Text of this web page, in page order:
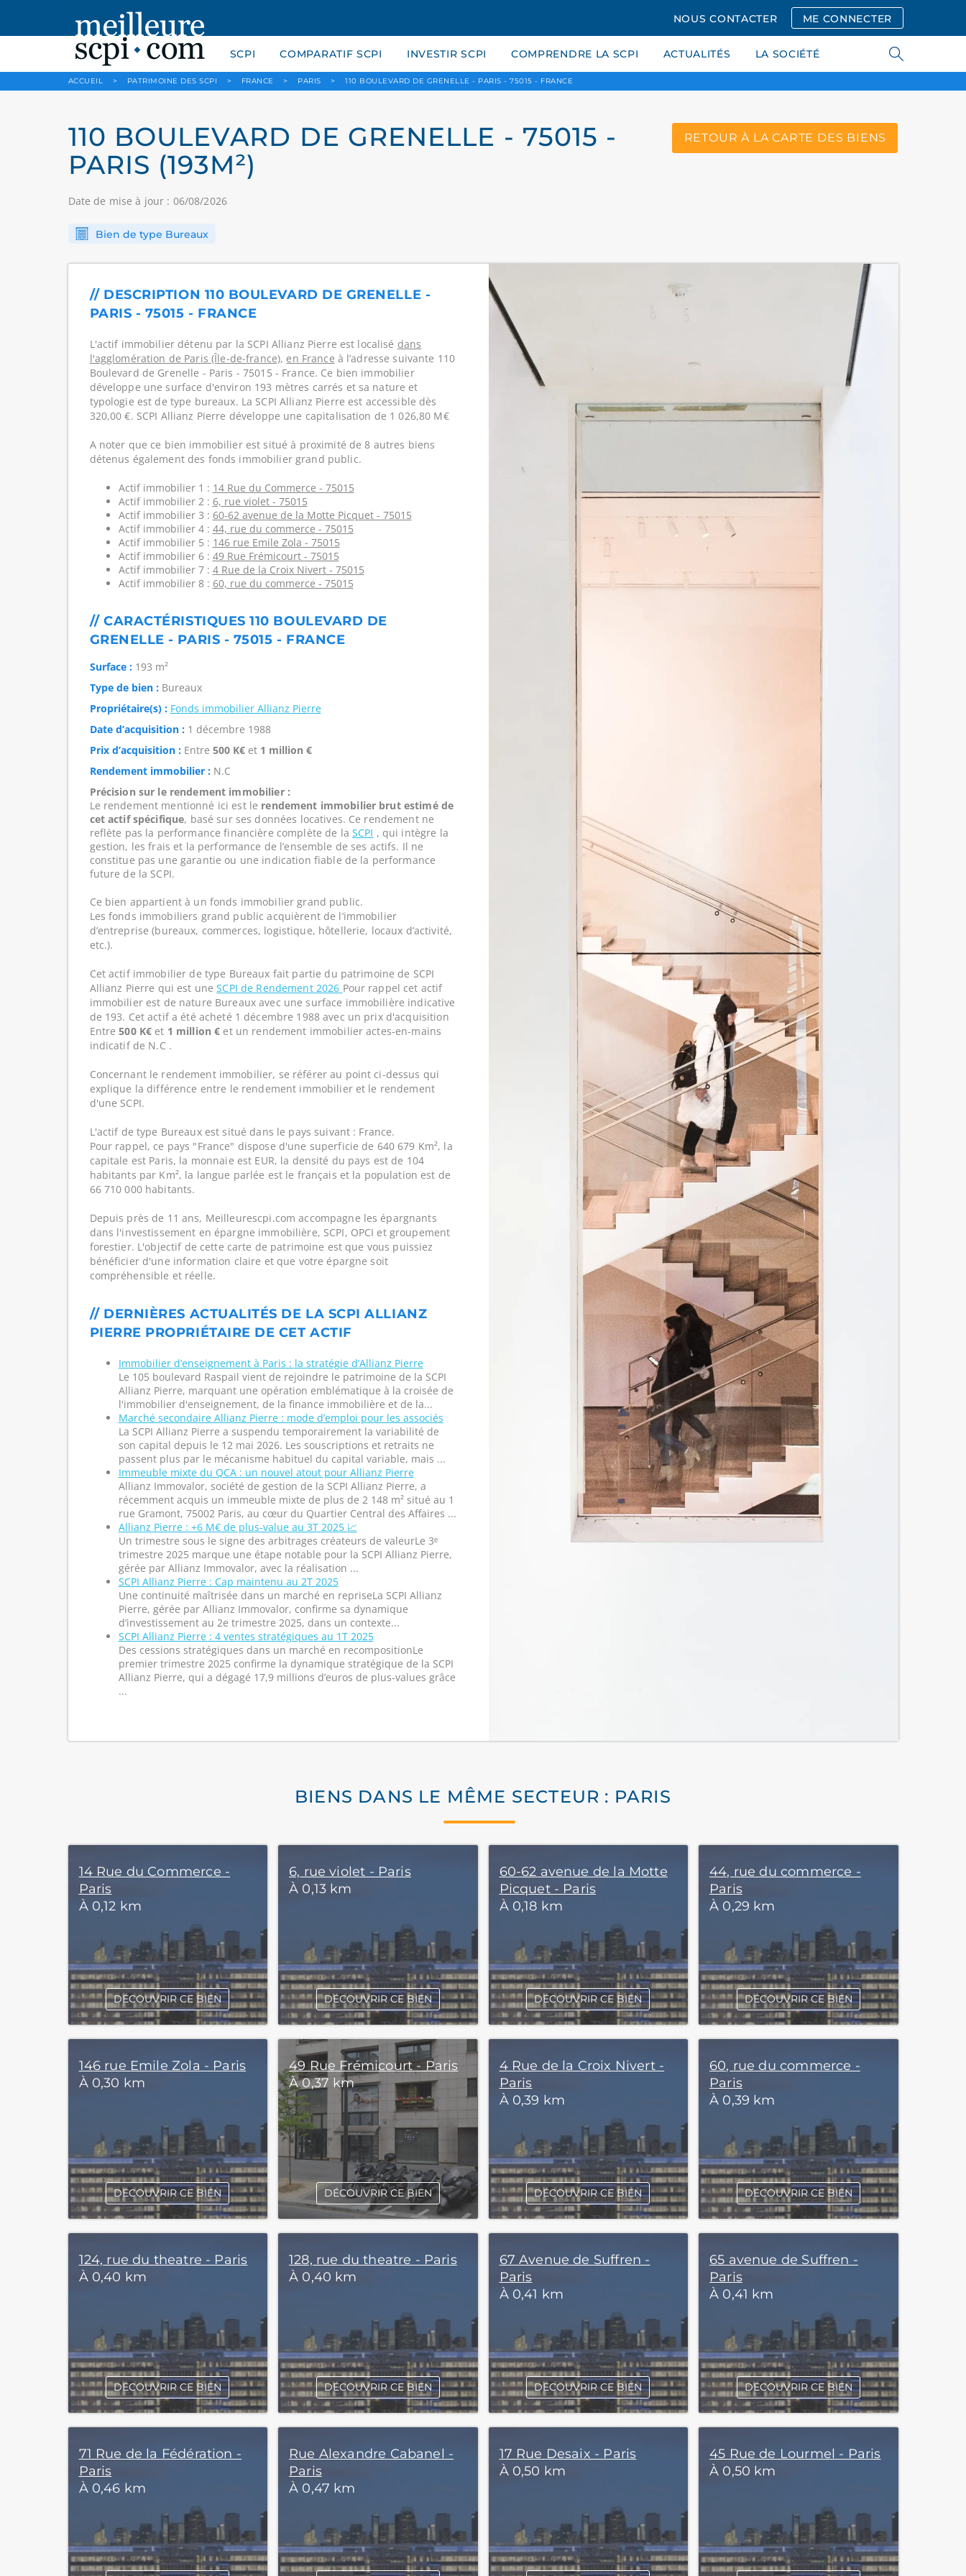
NOUS CONTACTER ME CONNECTER
SCPI COMPARATIF SCPI INVESTIR SCPI COMPRENDRE LA SCPI ACTUALITÉS LA SOCIÉTÉ
ACCUEIL > PATRIMOINE DES SCPI > FRANCE > PARIS > 110 BOULEVARD DE GRENELLE - PARIS - 75015 - FRANCE
110 BOULEVARD DE GRENELLE - 75015 -
PARIS (193M²)
Date de mise à jour : 06/08/2026
RETOUR À LA CARTE DES BIENS
Bien de type Bureaux
// DESCRIPTION 110 BOULEVARD DE GRENELLE -
PARIS - 75015 - FRANCE
L'actif immobilier détenu par la SCPI Allianz Pierre est localisé dans
l'agglomération de Paris (Île-de-france), en France à l’adresse suivante 110
Boulevard de Grenelle - Paris - 75015 - France. Ce bien immobilier
développe une surface d'environ 193 mètres carrés et sa nature et
typologie est de type bureaux. La SCPI Allianz Pierre est accessible dès
320,00 €. SCPI Allianz Pierre développe une capitalisation de 1 026,80 M€
A noter que ce bien immobilier est situé à proximité de 8 autres biens
détenus également des fonds immobilier grand public.
Actif immobilier 1 : 14 Rue du Commerce - 75015
Actif immobilier 2 : 6, rue violet - 75015
Actif immobilier 3 : 60-62 avenue de la Motte Picquet - 75015
Actif immobilier 4 : 44, rue du commerce - 75015
Actif immobilier 5 : 146 rue Emile Zola - 75015
Actif immobilier 6 : 49 Rue Frémicourt - 75015
Actif immobilier 7 : 4 Rue de la Croix Nivert - 75015
Actif immobilier 8 : 60, rue du commerce - 75015
// CARACTÉRISTIQUES 110 BOULEVARD DE
GRENELLE - PARIS - 75015 - FRANCE
Surface :193 m²
Type de bien :Bureaux
Propriétaire(s) : Fonds immobilier Allianz Pierre
Date d’acquisition :1 décembre 1988
Prix d’acquisition :Entre 500 K€et 1 million €
Rendement immobilier :N.C
Précision sur le rendement immobilier :
Le rendement mentionné ici est le rendement immobilier brut estimé de
cet actif spécifique, basé sur ses données locatives. Ce rendement ne
reflète pas la performance financière complète de la SCPI , qui intègre la
gestion, les frais et la performance de l’ensemble de ses actifs. Il ne
constitue pas une garantie ou une indication fiable de la performance
future de la SCPI.
Ce bien appartient à un fonds immobilier grand public.
Les fonds immobiliers grand public acquièrent de l’immobilier
d’entreprise (bureaux, commerces, logistique, hôtellerie, locaux d’activité,
etc.).
Cet actif immobilier de type Bureaux fait partie du patrimoine de SCPI
Allianz Pierre qui est uneSCPI de Rendement 2026 Pour rappel cet actif
immobilier est de nature Bureaux avec une surface immobilière indicative
de 193. Cet actif a été acheté 1 décembre 1988 avec un prix d'acquisition
Entre500 K€ et 1 million € et un rendement immobilier actes-en-mains
indicatif de N.C .
Concernant le rendement immobilier, se référer au point ci-dessus qui
explique la différence entre le rendement immobilier et le rendement
d'une SCPI.
L'actif de type Bureaux est situé dans le pays suivant : France.
Pour rappel, ce pays "France" dispose d'une superficie de 640 679 Km², la
capitale est Paris, la monnaie est EUR, la densité du pays est de 104
habitants par Km², la langue parlée est le français et la population est de
66 710 000 habitants.
Depuis près de 11 ans, Meilleurescpi.com accompagne les épargnants
dans l'investissement en épargne immobilière, SCPI, OPCI et groupement
forestier. L'objectif de cette carte de patrimoine est que vous puissiez
bénéficier d'une information claire et que votre épargne soit
compréhensible et réelle.
// DERNIÈRES ACTUALITÉS DE LA SCPI ALLIANZ
PIERRE PROPRIÉTAIRE DE CET ACTIF
Immobilier d’enseignement à Paris : la stratégie d’Allianz Pierre
Le 105 boulevard Raspail vient de rejoindre le patrimoine de la SCPI
Allianz Pierre, marquant une opération emblématique à la croisée de
l'immobilier d'enseignement, de la finance immobilière et de la...
Marché secondaire Allianz Pierre : mode d’emploi pour les associés
La SCPI Allianz Pierre a suspendu temporairement la variabilité de
son capital depuis le 12 mai 2026. Les souscriptions et retraits ne
passent plus par le mécanisme habituel du capital variable, mais ...
Immeuble mixte du QCA : un nouvel atout pour Allianz Pierre
Allianz Immovalor, société de gestion de la SCPI Allianz Pierre, a
récemment acquis un immeuble mixte de plus de 2 148 m² situé au 1
rue Gramont, 75002 Paris, au cœur du Quartier Central des Affaires ...
Allianz Pierre : +6 M€ de plus-value au 3T 2025 📈
Un trimestre sous le signe des arbitrages créateurs de valeurLe 3ᵉ
trimestre 2025 marque une étape notable pour la SCPI Allianz Pierre,
gérée par Allianz Immovalor, avec la réalisation ...
SCPI Allianz Pierre : Cap maintenu au 2T 2025
Une continuité maîtrisée dans un marché en repriseLa SCPI Allianz
Pierre, gérée par Allianz Immovalor, confirme sa dynamique
d’investissement au 2e trimestre 2025, dans un contexte...
SCPI Allianz Pierre : 4 ventes stratégiques au 1T 2025
Des cessions stratégiques dans un marché en recompositionLe
premier trimestre 2025 confirme la dynamique stratégique de la SCPI
Allianz Pierre, qui a dégagé 17,9 millions d’euros de plus-values grâce
...
BIENS DANS LE MÊME SECTEUR : PARIS
14 Rue du Commerce -
Paris
À 0,12 km
DÉCOUVRIR CE BIEN
6, rue violet - Paris
À 0,13 km
DÉCOUVRIR CE BIEN
60-62 avenue de la Motte
Picquet - Paris
À 0,18 km
DÉCOUVRIR CE BIEN
44, rue du commerce -
Paris
À 0,29 km
DÉCOUVRIR CE BIEN
146 rue Emile Zola - Paris
À 0,30 km
DÉCOUVRIR CE BIEN
49 Rue Frémicourt - Paris
À 0,37 km
DÉCOUVRIR CE BIEN
4 Rue de la Croix Nivert -
Paris
À 0,39 km
DÉCOUVRIR CE BIEN
60, rue du commerce -
Paris
À 0,39 km
DÉCOUVRIR CE BIEN
124, rue du theatre - Paris
À 0,40 km
DÉCOUVRIR CE BIEN
128, rue du theatre - Paris
À 0,40 km
DÉCOUVRIR CE BIEN
67 Avenue de Suffren -
Paris
À 0,41 km
DÉCOUVRIR CE BIEN
65 avenue de Suffren -
Paris
À 0,41 km
DÉCOUVRIR CE BIEN
71 Rue de la Fédération -
Paris
À 0,46 km
Rue Alexandre Cabanel -
Paris
À 0,47 km
17 Rue Desaix - Paris
À 0,50 km
45 Rue de Lourmel - Paris
À 0,50 km